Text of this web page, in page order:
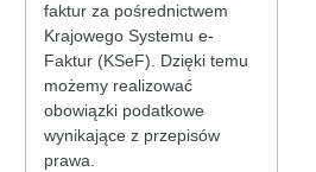
faktur za pośrednictwem
Krajowego Systemu e-
Faktur (KSeF). Dzięki temu
możemy realizować
obowiązki podatkowe
wynikające z przepisów
prawa.